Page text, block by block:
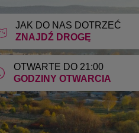
JAK DO NAS DOTRZEĆ
ZNAJDŹ DROGĘ
OTWARTE DO 21:00
GODZINY OTWARCIA